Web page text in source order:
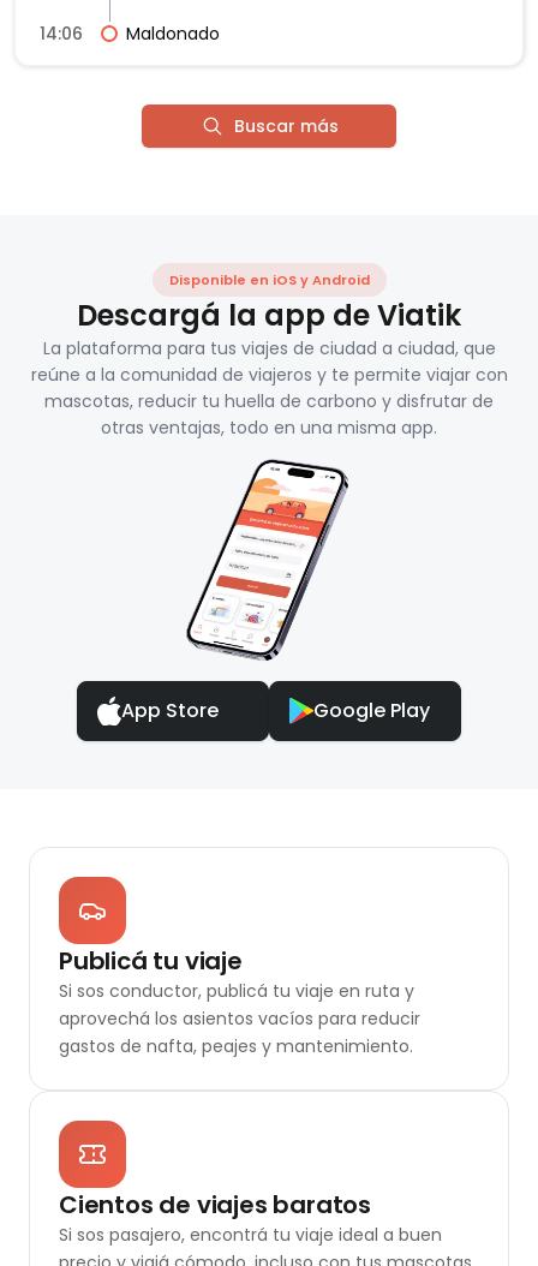
14:06
Maldonado
Buscar más
Disponible en iOS y Android
Descargá la app de Viatik
La plataforma para tus viajes de ciudad a ciudad, que
reúne a la comunidad de viajeros y te permite viajar con
mascotas, reducir tu huella de carbono y disfrutar de
otras ventajas, todo en una misma app.
App Store Google Play
Publicá tu viaje
Si sos conductor, publicá tu viaje en ruta y
aprovechá los asientos vacíos para reducir
gastos de nafta, peajes y mantenimiento.
Cientos de viajes baratos
Si sos pasajero, encontrá tu viaje ideal a buen